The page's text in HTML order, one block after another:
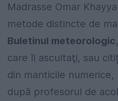
Madrasse Omar
metode distincte de
Buletinul meteorologic
care îl ascultaţi, sau
din manticile
după profesorul de